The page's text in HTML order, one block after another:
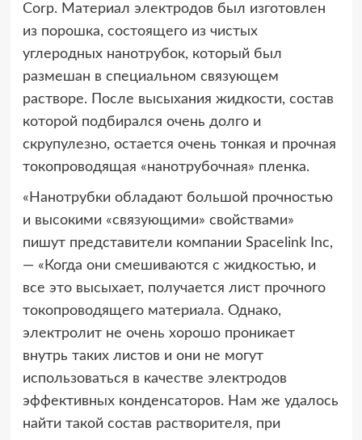
Corp. Материал электродов был изготовлен
из порошка, состоящего из чистых
углеродных нанотрубок, который был
размешан в специальном связующем
растворе. После высыхания жидкости, состав
которой подбирался очень долго и
скрупулезно, остается очень тонкая и прочная
токопроводящая «нанотрубочная» пленка.
«Нанотрубки обладают большой прочностью
и высокими «связующими» свойствами»
пишут представители компании Spacelink Inc,
— «Когда они смешиваются с жидкостью, и
все это высыхает, получается лист прочного
токопроводящего материала. Однако,
электролит не очень хорошо проникает
внутрь таких листов и они не могут
использоваться в качестве электродов
эффективных конденсаторов. Нам же удалось
найти такой состав растворителя, при